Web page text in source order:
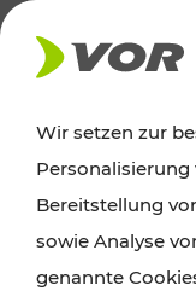
AKTUELLES
Wien,
Wir setzen zur
Bereitstellung
sowie Analyse
genannte